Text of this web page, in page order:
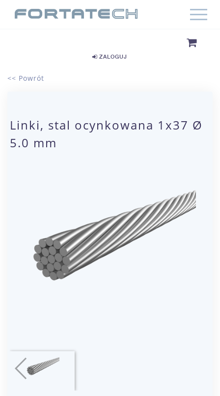
ZALOGUJ
<< Powrót
Linki, stal ocynkowana 1x37 Ø
5.0 mm